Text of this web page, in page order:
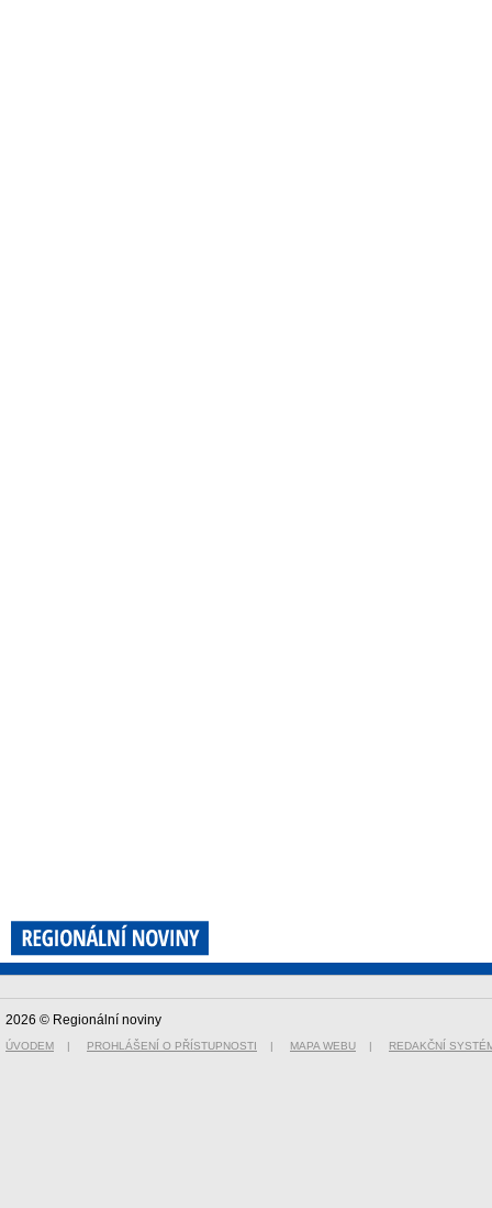
2026 © Regionální noviny
ÚVODEM | PROHLÁŠENÍ O PŘÍSTUPNOSTI | MAPA WEBU | REDAKČNÍ